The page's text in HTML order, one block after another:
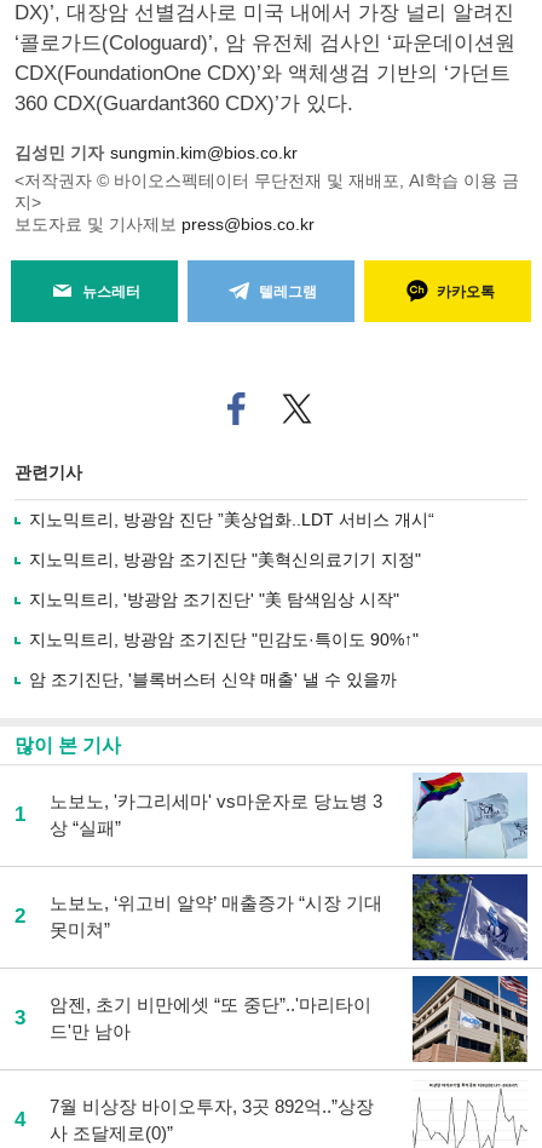
DX)’, 대장암 선별검사로 미국 내에서 가장 널리 알려진
‘콜로가드(Cologuard)’, 암 유전체 검사인 ‘파운데이션원
CDX(FoundationOne CDX)’와 액체생검 기반의 ‘가던트
360 CDX(Guardant360 CDX)’가 있다.
김성민 기자 sungmin.kim@bios.co.kr
<저작권자 © 바이오스펙테이터 무단전재 및 재배포, AI학습 이용 금
지>
보도자료 및 기사제보 press@bios.co.kr
뉴스레터 텔레그램 카카오톡
페
이
로
기
사
유
기
트위
터로
관련기사
지노믹트리, 방광암 진단 ”美상업화..LDT 서비스 개시“
지노믹트리, 방광암 조기진단 "美혁신의료기기 지정"
지노믹트리, '방광암 조기진단' "美 탐색임상 시작"
지노믹트리, 방광암 조기진단 "민감도·특이도 90%↑"
암 조기진단, '블록버스터 신약 매출' 낼 수 있을까
많이 본 기사
1
노보노, '카그리세마' vs마운자로 당뇨병 3
상 “실패”
2
노보노, ‘위고비 알약’ 매출증가 “시장 기대
못미쳐”
3
암젠, 초기 비만에셋 “또 중단”..'마리타이
드'만 남아
4
7월 비상장 바이오투자, 3곳 892억..”상장
사 조달제로(0)”